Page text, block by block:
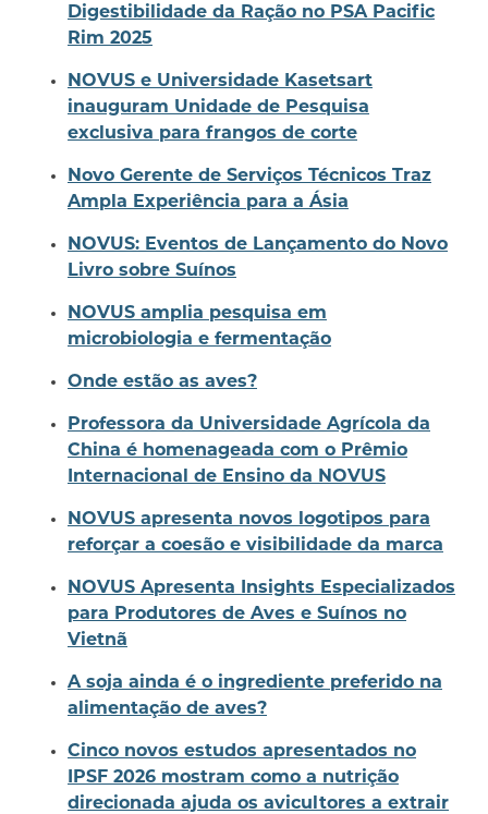
Digestibilidade da Ração no PSA Pacific
Rim 2025
NOVUS e Universidade Kasetsart
inauguram Unidade de Pesquisa
exclusiva para frangos de corte
Novo Gerente de Serviços Técnicos Traz
Ampla Experiência para a Ásia
NOVUS: Eventos de Lançamento do Novo
Livro sobre Suínos
NOVUS amplia pesquisa em
microbiologia e fermentação
Onde estão as aves?
Professora da Universidade Agrícola da
China é homenageada com o Prêmio
Internacional de Ensino da NOVUS
NOVUS apresenta novos logotipos para
reforçar a coesão e visibilidade da marca
NOVUS Apresenta Insights Especializados
para Produtores de Aves e Suínos no
Vietnã
A soja ainda é o ingrediente preferido na
alimentação de aves?
Cinco novos estudos apresentados no
IPSF 2026 mostram como a nutrição
direcionada ajuda os avicultores a extrair